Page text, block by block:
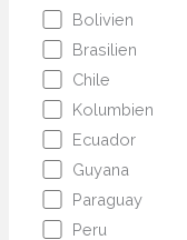
Bolivien
Brasilien
Chile
Kolumbien
Ecuador
Guyana
Paraguay
Peru